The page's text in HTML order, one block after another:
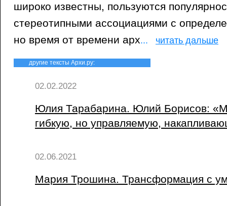
широко известны, пользуются
стереотипными ассоциациями с
но время от времени арх... читать дальше
другие тексты Архи.ру:
02.02.2022
Юлия Тарабарина. Юлий Борисов:
гибкую, но управляемую,
02.06.2021
Мария Трошина. Трансформация с